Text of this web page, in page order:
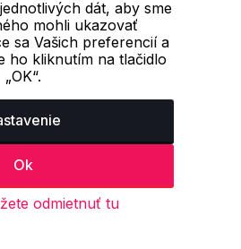
| Ďalšie informácie|Spracovanie
dát, aby sme
mohli ukazovať
sa Vašich preferencií a
ho kliknutím na tlačidlo
„OK“.
Ok
odmietnuť tu